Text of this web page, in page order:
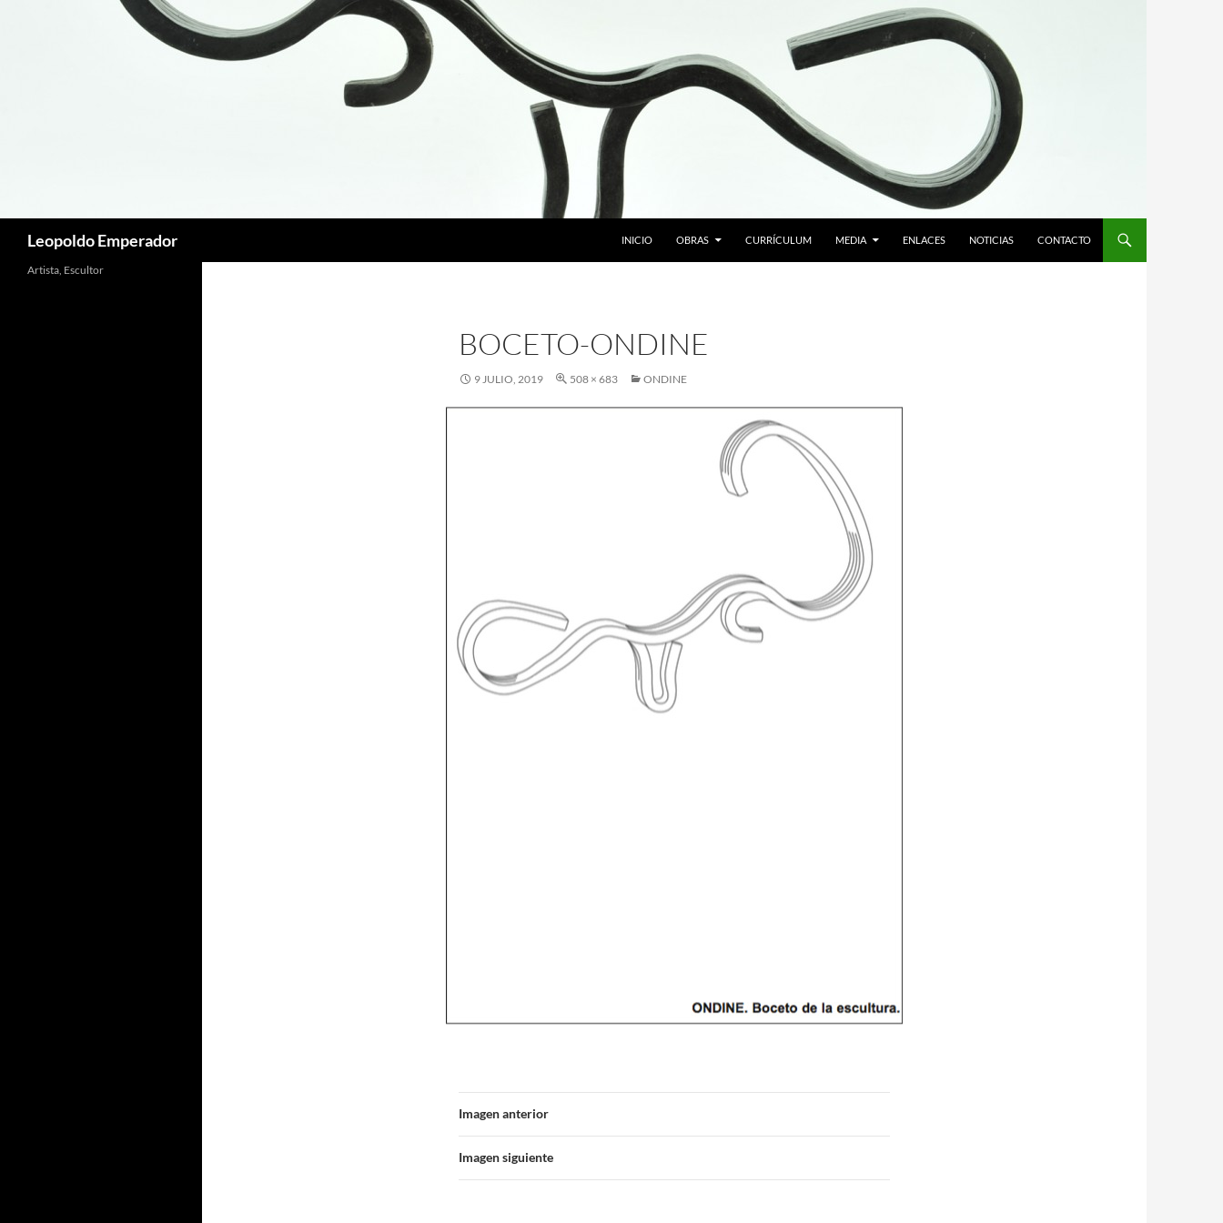
Leopoldo Emperador
INICIO
OBRAS CURRÍCULUM MEDIA ENLACES NOTICIAS CONTACTO
BOCETO-ONDINE
9 JULIO, 2019 508 × 683 ONDINE
Imagen anterior
Imagen siguiente
Artista, Escultor